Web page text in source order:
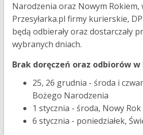
Narodzenia oraz Nowym Rokiem,
Przesyłarka.pl firmy kurierskie,
będą odbierały oraz dostarczały
wybranych dniach.
Brak doręczeń oraz odbiorów w
25, 26 grudnia - środa i
Bożego Narodzenia
1 stycznia - środa, Nowy Rok
6 stycznia - poniedziałek,